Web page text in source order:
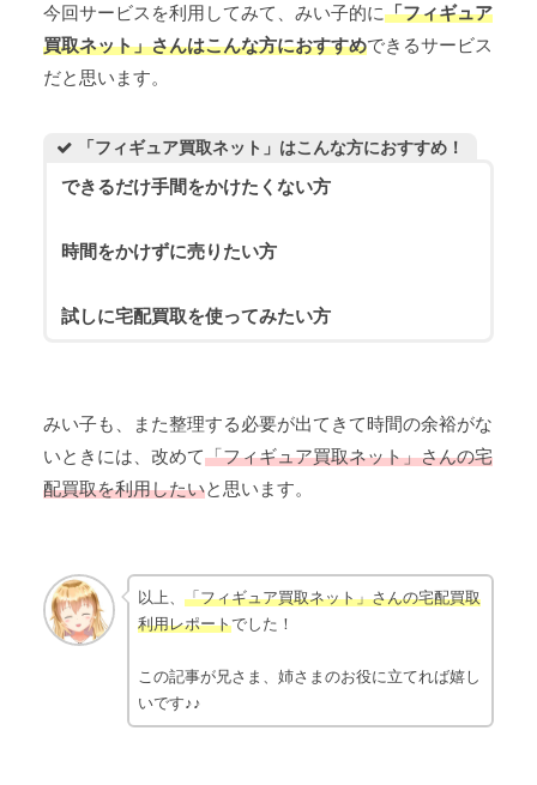
今回サービスを利用してみて、みい子的に「フィギュア
買取ネット」さんはこんな方におすすめできるサービス
だと思います。
「フィギュア買取ネット」はこんな方におすすめ！
できるだけ手間をかけたくない方
時間をかけずに売りたい方
試しに宅配買取を使ってみたい方
みい子も、また整理する必要が出てきて時間の余裕がな
いときには、改めて「フィギュア買取ネット」さんの宅
配買取を利用したいと思います。
以上、「フィギュア買取ネット」さんの宅配買取
利用レポートでした！
この記事が兄さま、姉さまのお役に立てれば嬉し
いです♪♪